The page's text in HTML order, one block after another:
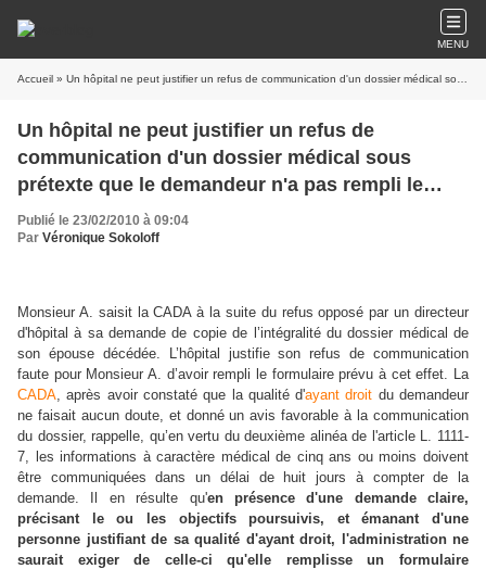
MENU
Accueil » Un hôpital ne peut justifier un refus de communication d'un dossier médical sous prétexte que le demandeur n'a pas rempli le formulaire prévu à cet effet
Un hôpital ne peut justifier un refus de
communication d'un dossier médical sous
prétexte que le demandeur n'a pas rempli le
formulaire prévu à cet effet
Publié le 23/02/2010 à 09:04
Par Véronique Sokoloff
Monsieur A. saisit la CADA à la suite du refus opposé par un directeur
d'hôpital à sa demande de copie de l’intégralité du dossier médical de
son épouse décédée. L’hôpital justifie son refus de communication
faute pour Monsieur A. d’avoir rempli le formulaire prévu à cet effet. La
CADA, après avoir constaté que la qualité d'ayant droit du demandeur
ne faisait aucun doute, et donné un avis favorable à la communication
du dossier, rappelle, qu’en vertu du deuxième alinéa de l'article L. 1111-
7, les informations à caractère médical de cinq ans ou moins doivent
être communiquées dans un délai de huit jours à compter de la
demande. Il en résulte qu'en présence d'une demande claire,
précisant le ou les objectifs poursuivis, et émanant d'une
personne justifiant de sa qualité d'ayant droit, l'administration ne
saurait exiger de celle-ci qu'elle remplisse un formulaire